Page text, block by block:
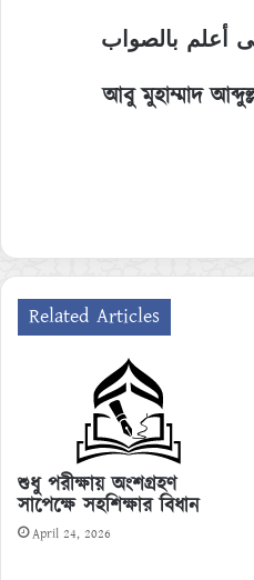
أعلم بالصواب
আবু মুহাম্মাদ
Related Articles
শুধু পরীক্ষায় অংশগ্রহণ
সাপেক্ষে সহশিক্ষার বিধান
April 24, 2026